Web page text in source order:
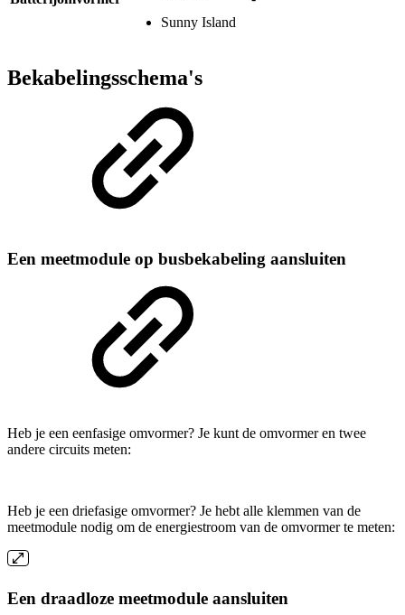
Sunny Island
Bekabelingsschema's
Een meetmodule op busbekabeling aansluiten
Heb je een eenfasige omvormer? Je kunt de omvormer en twee
andere circuits meten:
Heb je een driefasige omvormer? Je hebt alle klemmen van de
meetmodule nodig om de energiestroom van de omvormer te meten:
Een draadloze meetmodule aansluiten